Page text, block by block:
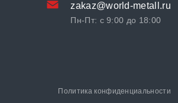
zakaz@world-metall.ru
Пн-Пт: с 9:00 до 18:00
Политика конфиденциальности